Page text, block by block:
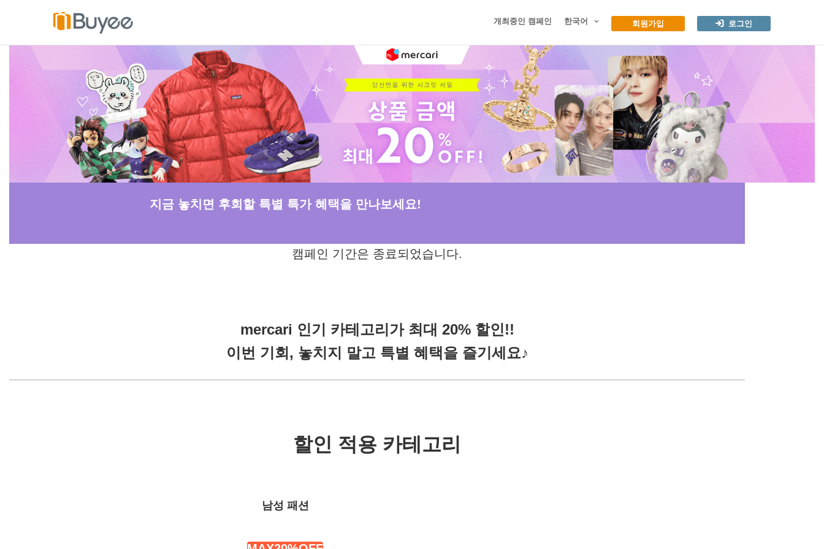
텐
츠
건
너
뛰
기
개최중인 캠페인 한국어 회원가입 로그인
지금 놓치면 후회할 특별 특가 혜택을 만나보세요!
캠페인 기간은 종료되었습니다.
mercari 인기 카테고리가 최대 20% 할인!!
이번 기회, 놓치지 말고 특별 혜택을 즐기세요♪
할인 적용 카테고리
남성 패션